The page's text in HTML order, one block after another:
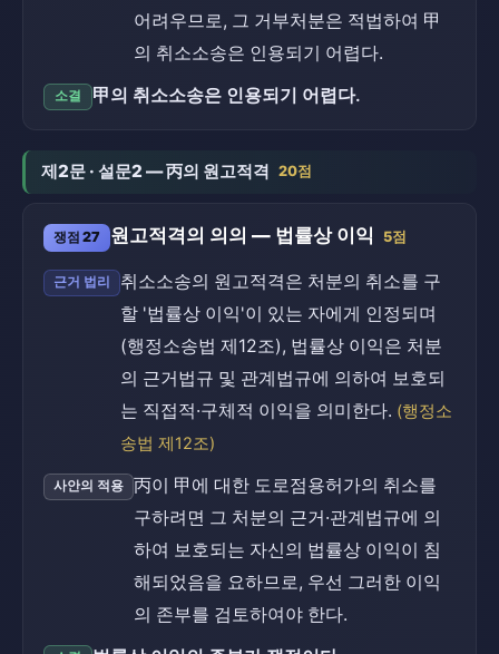
어려우므로, 그 거부처분은 적법하여 甲
의 취소소송은 인용되기 어렵다.
소결 甲의 취소소송은 인용되기 어렵다.
제2문 · 설문2 — 丙의 원고적격 20점
쟁점 27 원고적격의 의의 — 법률상 이익 5점
근거 법리
취소소송의 원고적격은 처분의 취소를 구
할 '법률상 이익'이 있는 자에게 인정되며
(행정소송법 제12조), 법률상 이익은 처분
의 근거법규 및 관계법규에 의하여 보호되
는 직접적·구체적 이익을 의미한다. (행정소
송법 제12조)
사안의 적용
丙이 甲에 대한 도로점용허가의 취소를
구하려면 그 처분의 근거·관계법규에 의
하여 보호되는 자신의 법률상 이익이 침
해되었음을 요하므로, 우선 그러한 이익
의 존부를 검토하여야 한다.